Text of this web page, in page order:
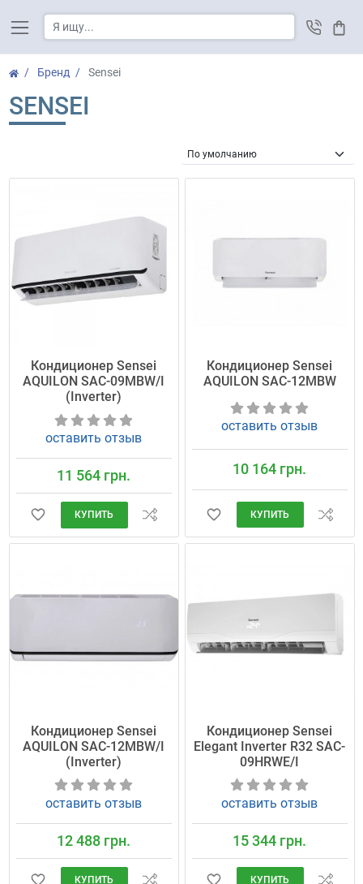
Бренд Sensei
SENSEI
Кондиционер Sensei
AQUILON SAC-09MBW/I
(Inverter)
оставить отзыв
11 564 грн.
КУПИТЬ
Кондиционер Sensei
AQUILON SAC-12MBW
оставить отзыв
10 164 грн.
КУПИТЬ
Кондиционер Sensei
AQUILON SAC-12MBW/I
(Inverter)
оставить отзыв
12 488 грн.
КУПИТЬ
Кондиционер Sensei
Elegant Inverter R32 SAC-
09HRWE/I
оставить отзыв
15 344 грн.
КУПИТЬ